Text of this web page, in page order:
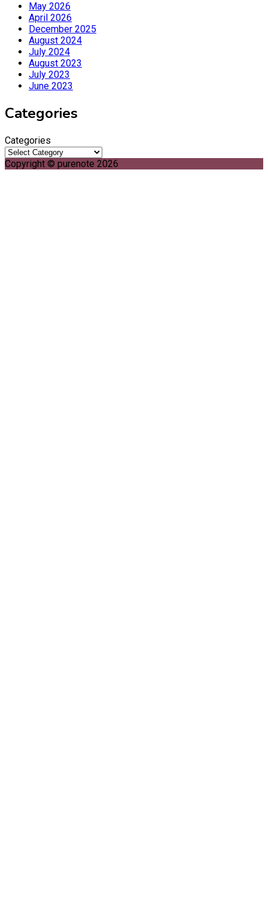
May 2026
April 2026
December 2025
August 2024
July 2024
August 2023
July 2023
June 2023
Categories
Categories
Copyright © purenote 2026